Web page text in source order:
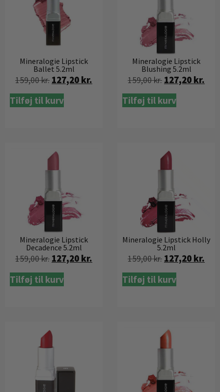
Mineralogie Lipstick
Ballet 5.2ml
159,00kr. 127,20 kr.
Tilføj til kurv
Mineralogie Lipstick
Blushing 5.2ml
159,00kr. 127,20 kr.
Tilføj til kurv
Mineralogie Lipstick
Decadence 5.2ml
159,00kr. 127,20 kr.
Tilføj til kurv
Mineralogie Lipstick Holly
5.2ml
159,00kr. 127,20 kr.
Tilføj til kurv